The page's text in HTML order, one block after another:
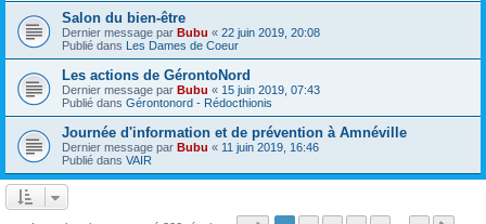
Salon du bien-être
Dernier message par Bubu « 22 juin 2019, 20:08
Publié dans Les Dames de Coeur
Les actions de GérontoNord
Dernier message par Bubu « 15 juin 2019, 07:43
Publié dans Gérontonord - Rédocthionis
Journée d'information et de prévention à Amnéville
Dernier message par Bubu « 11 juin 2019, 16:46
Publié dans VAIR